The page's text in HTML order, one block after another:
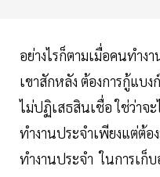
อย่างไรก็ตามเมื่อคนทำง
เขาสักหลัง ต้องการกู้แบ
ไม่ปฏิเสธสินเชื่อ ใช่ว่าจ
ทำงานประจำเพียงแต่ต้อ
ทำงานประจำ ในการเก็